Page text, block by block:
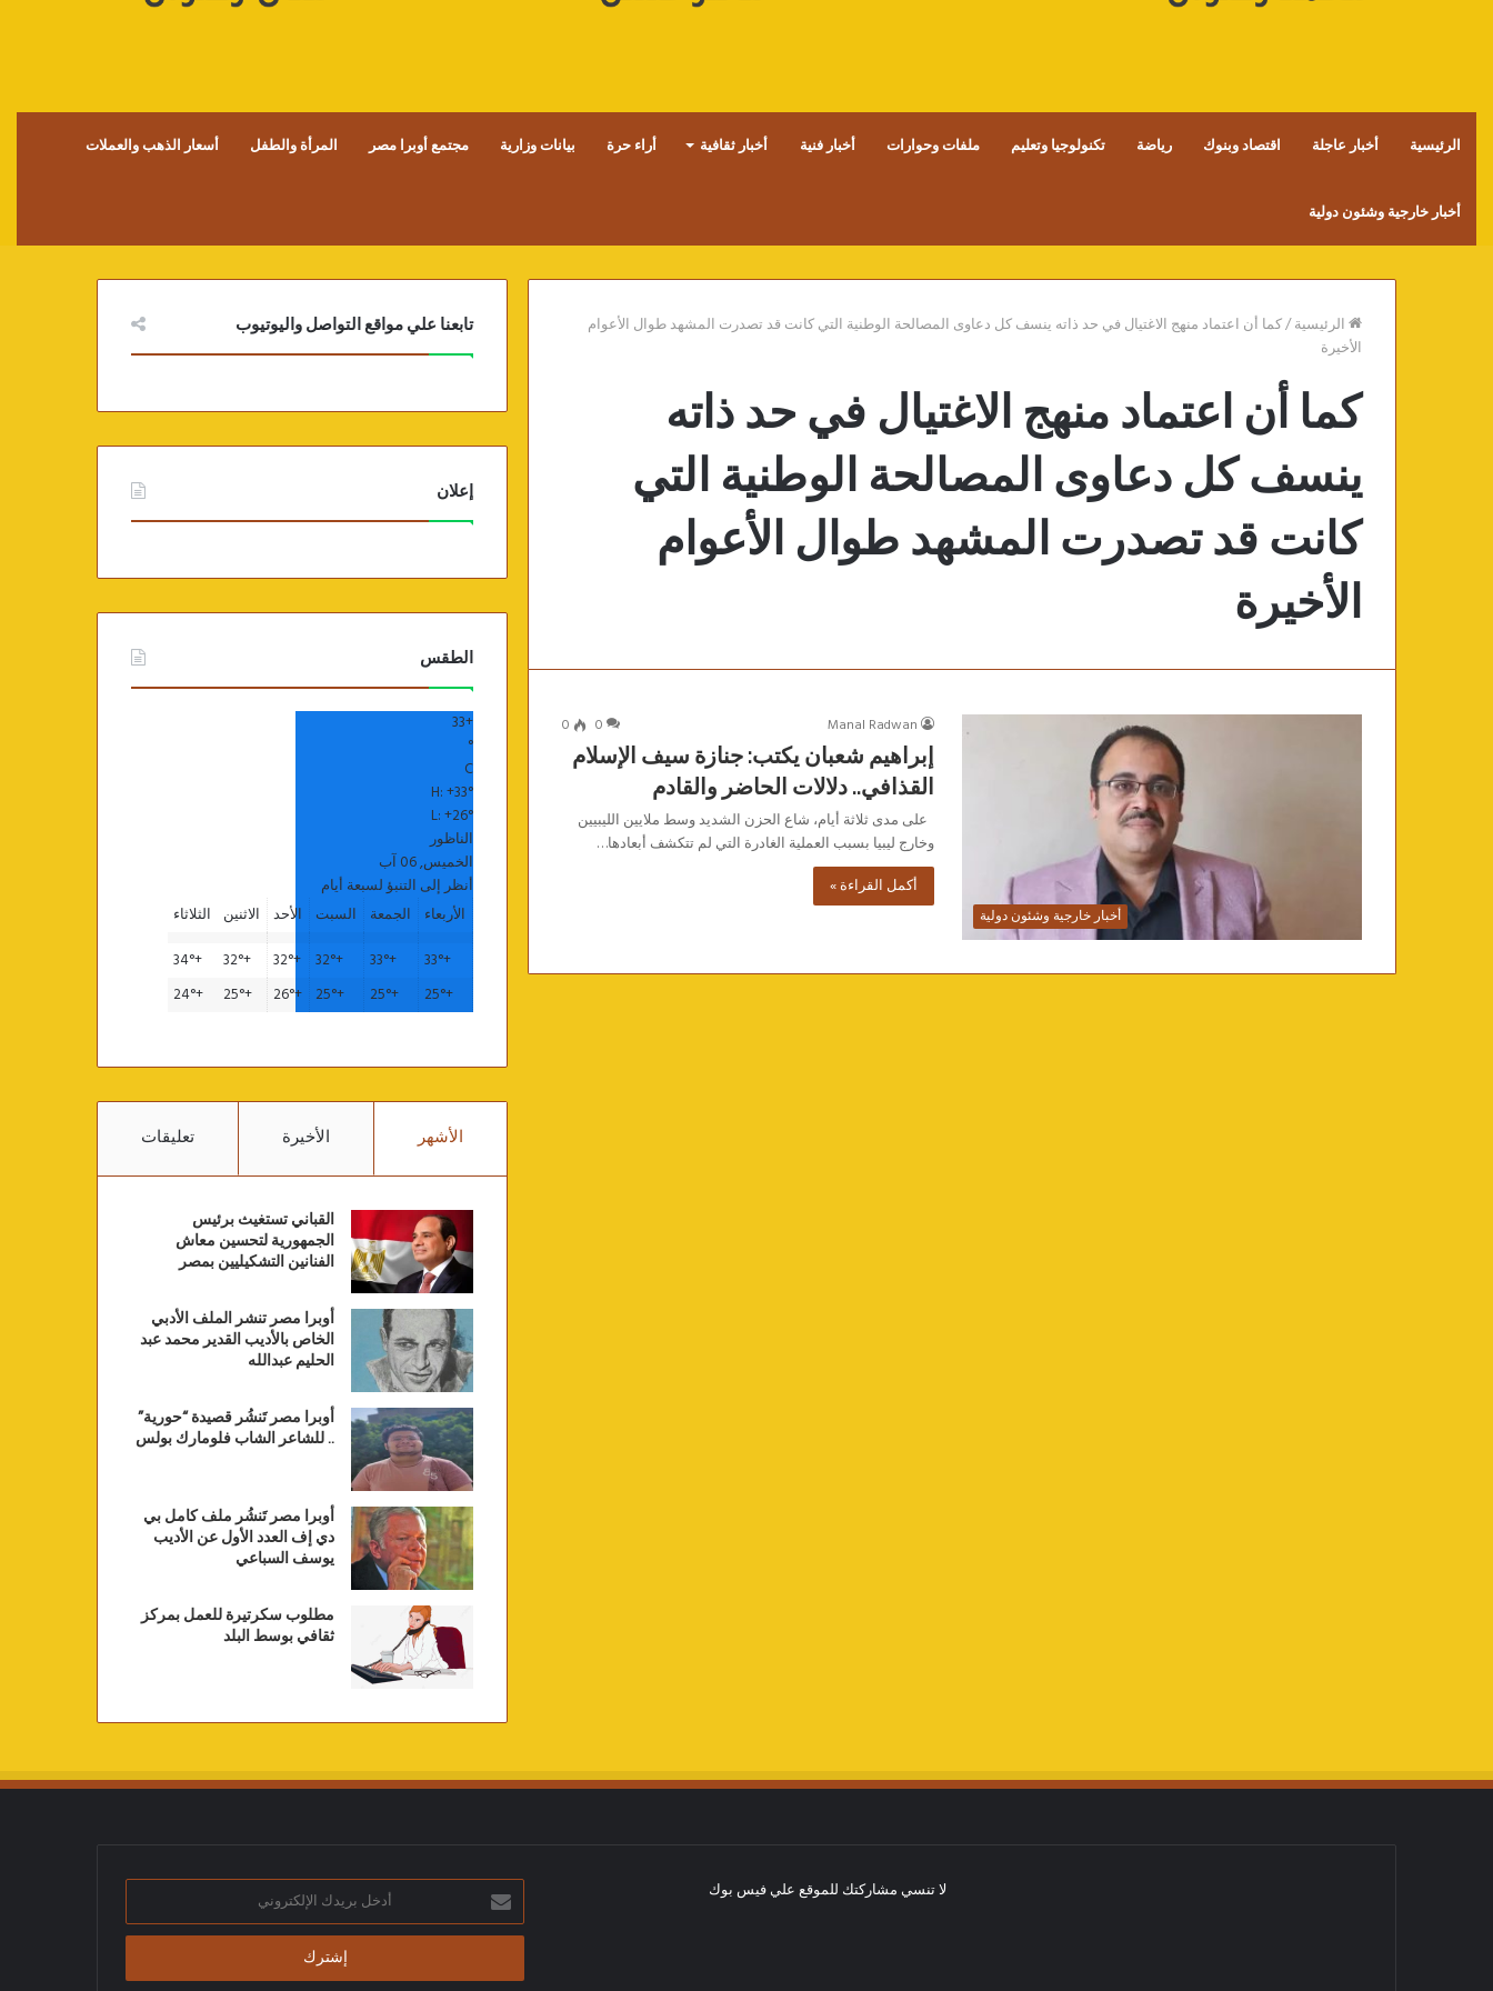
الرئيسية أخبار عاجلة اقتصاد وبنوك رياضة تكنولوجيا وتعليم ملفات وحوارات أخبار فنية أخبار ثقافية أراء حرة بيانات وزارية مجتمع أوبرا مصر المرأة والطفل أسعار الذهب والعملات
أخبار خارجية وشئون دولية
الرئيسية/كما أن اعتماد منهج الاغتيال في حد ذاته ينسف كل دعاوى المصالحة الوطنية التي كانت قد تصدرت المشهد طوال الأعوام
الأخيرة
كما أن اعتماد منهج الاغتيال في حد ذاته
ينسف كل دعاوى المصالحة الوطنية التي
كانت قد تصدرت المشهد طوال الأعوام
الأخيرة
أخبار خارجية وشئون دولية
Manal Radwan
0
0
إبراهيم شعبان يكتب: جنازة سيف الإسلام
القذافي.. دلالات الحاضر والقادم
على مدى ثلاثة أيام، شاع الحزن الشديد وسط ملايين الليبيين
وخارج ليبيا بسبب العملية الغادرة التي لم تتكشف أبعادها…
أكمل القراءة »
تابعنا علي مواقع التواصل واليوتيوب
إعلان
الطقس
+
33
°
C
H:+33°
L:+26°
الناظور
الخميس, 06 آب
أنظر إلى التنبؤ لسبعة أيام
الأربعاء
الجمعة السبت الأحد الاثنين
الثلاثاء
+
33°
+
33°
+
32°
+
32°
+
32°
+
34°
+
25°
+
25°
+
25°
+
26°
+
25°
+
24°
الأشهر الأخيرة تعليقات
القباني تستغيث برئيس
الجمهورية لتحسين معاش
الفنانين التشكيليين بمصر
أوبرا مصر تنشر الملف الأدبي
الخاص بالأديب القدير محمد عبد
الحليم عبدالله
أوبرا مصر تَنشُر قصيدة “حورية”
.. للشاعر الشاب فلومارك بولس
أوبرا مصر تَنشُر ملف كامل بي
دي إف العدد الأول عن الأديب
يوسف السباعي
مطلوب سكرتيرة للعمل بمركز
ثقافي بوسط البلد
لا تنسي مشاركتك للموقع علي فيس بوك
أدخل
بريدك
الإلكتروني